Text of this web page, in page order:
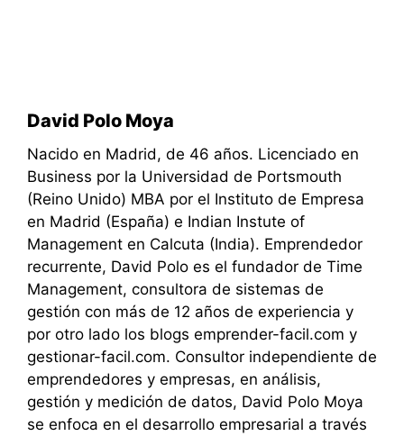
David Polo Moya
Nacido en Madrid, de 46 años. Licenciado en
Business por la Universidad de Portsmouth
(Reino Unido) MBA por el Instituto de Empresa
en Madrid (España) e Indian Instute of
Management en Calcuta (India). Emprendedor
recurrente, David Polo es el fundador de Time
Management, consultora de sistemas de
gestión con más de 12 años de experiencia y
por otro lado los blogs emprender-facil.com y
gestionar-facil.com. Consultor independiente de
emprendedores y empresas, en análisis,
gestión y medición de datos, David Polo Moya
se enfoca en el desarrollo empresarial a través